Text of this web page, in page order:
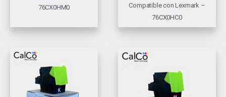
76CX0HM0
Compatible con Lexmark –
76CX0HC0